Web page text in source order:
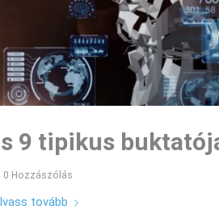
9 tipikus
0 Hozzászólás
tovább